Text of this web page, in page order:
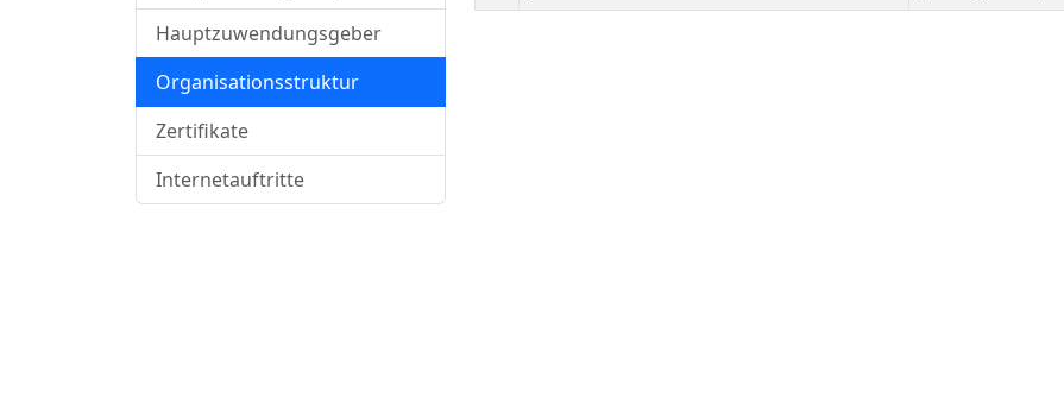
Hauptzuwendungsgeber
Organisationsstruktur
Zertifikate
Internetauftritte